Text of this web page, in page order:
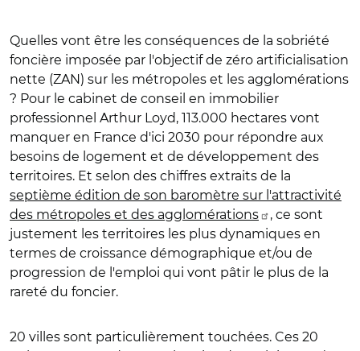
Quelles vont être les conséquences de la sobriété
foncière imposée par l'objectif de zéro artificialisation
nette (ZAN) sur les métropoles et les agglomérations
? Pour le cabinet de conseil en immobilier
professionnel Arthur Loyd, 113.000 hectares vont
manquer en France d'ici 2030 pour répondre aux
besoins de logement et de développement des
territoires. Et selon des chiffres extraits de la
septième édition de son baromètre sur l'attractivité
des métropoles et des agglomérations
, ce sont
justement les territoires les plus dynamiques en
termes de croissance démographique et/ou de
progression de l'emploi qui vont pâtir le plus de la
rareté du foncier.
20 villes sont particulièrement touchées. Ces 20